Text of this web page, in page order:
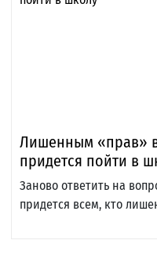
Лишенным «прав»
придется пойти в
Заново ответить на
придется всем, кто